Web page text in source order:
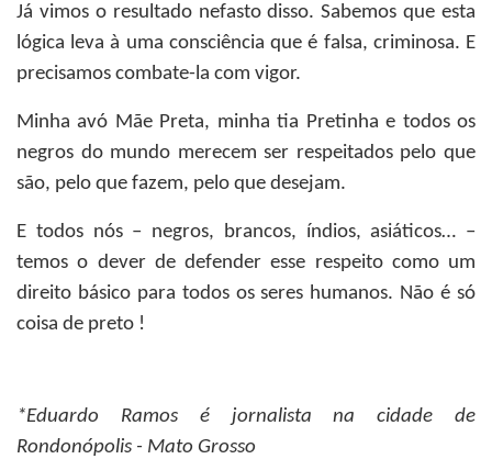
Já vimos o resultado nefasto disso. Sabemos que esta
lógica leva à uma consciência que é falsa, criminosa. E
precisamos combate-la com vigor.
Minha avó Mãe Preta, minha tia Pretinha e todos os
negros do mundo merecem ser respeitados pelo que
são, pelo que fazem, pelo que desejam.
E todos nós – negros, brancos, índios, asiáticos… –
temos o dever de defender esse respeito como um
direito básico para todos os seres humanos. Não é só
coisa de preto !
*Eduardo Ramosé jornalista na cidade de
Rondonópolis - Mato Grosso